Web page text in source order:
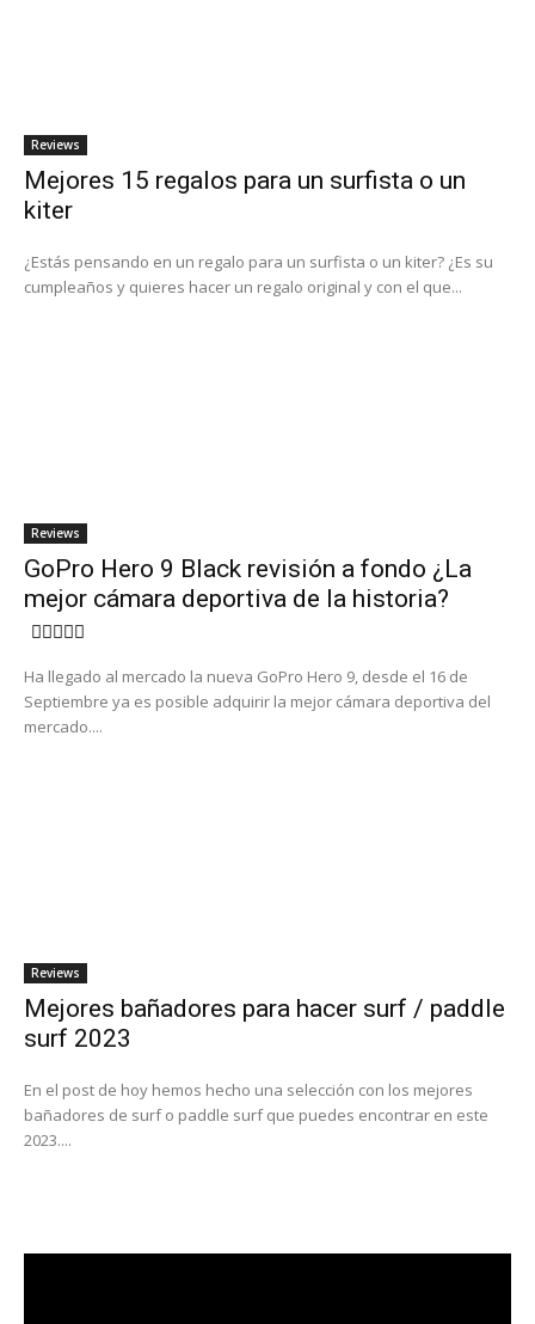
Reviews
Mejores 15 regalos para un surfista o un
kiter
¿Estás pensando en un regalo para un surfista o un kiter? ¿Es su
cumpleaños y quieres hacer un regalo original y con el que...
Reviews
GoPro Hero 9 Black revisión a fondo ¿La
mejor cámara deportiva de la historia?
Ha llegado al mercado la nueva GoPro Hero 9, desde el 16 de
Septiembre ya es posible adquirir la mejor cámara deportiva del
mercado....
Reviews
Mejores bañadores para hacer surf / paddle
surf 2023
En el post de hoy hemos hecho una selección con los mejores
bañadores de surf o paddle surf que puedes encontrar en este
2023....